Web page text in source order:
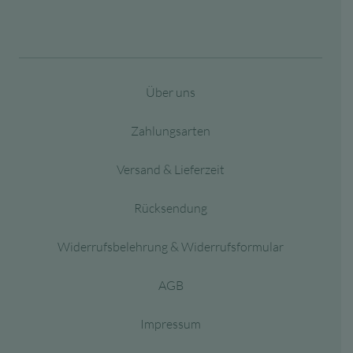
Über uns
Zahlungsarten
Versand & Lieferzeit
Rücksendung
Widerrufsbelehrung & Widerrufsformular
AGB
Impressum